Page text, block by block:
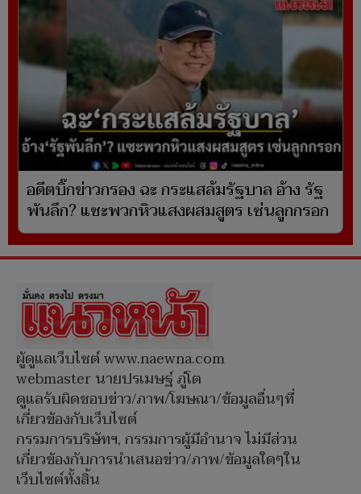
อดีตบิ๊กข่าวกรอง ฉะ กระแสล้มรัฐบาล อ้าง รัฐ
พันลึก? แซะพวกหิวแสงผสมสูตร เซ่นลูกกรอก
ผู้ดูแลเว็บไซต์ www.naewna.com
webmaster นายปรเมษฐ์ ภู่โต
ดูแลรับผิดชอบข่าว/ภาพ/โฆษณา/ข้อมูลอื่นๆที่
เกี่ยวข้องกับเว็บไซต์
กรรมการบริษัทฯ, กรรมการผู้มีอำนาจ ไม่มีส่วน
เกี่ยวข้องกับการนำเสนอข่าว/ภาพ/ข้อมูลใดๆใน
เว็บไซต์ทั้งสิ้น